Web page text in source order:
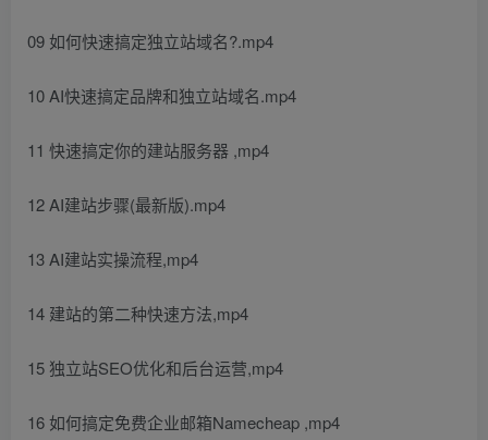
09 如何快速搞定独立站域名?.mp4
10 AI快速搞定品牌和独立站域名.mp4
11 快速搞定你的建站服务器 ,mp4
12 AI建站步骤(最新版).mp4
13 AI建站实操流程,mp4
14 建站的第二种快速方法,mp4
15 独立站SEO优化和后台运营,mp4
16 如何搞定免费企业邮箱Namecheap ,mp4